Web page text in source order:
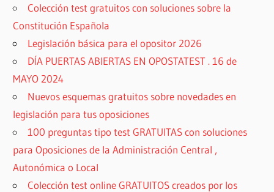
Colección test gratuitos con soluciones sobre la
Constitución Española
Legislación básica para el opositor 2026
DÍA PUERTAS ABIERTAS EN OPOSTATEST . 16 de
MAYO 2024
Nuevos esquemas gratuitos sobre novedades en
legislación para tus oposiciones
100 preguntas tipo test GRATUITAS con soluciones
para Oposiciones de la Administración Central ,
Autonómica o Local
Colección test online GRATUITOS creados por los